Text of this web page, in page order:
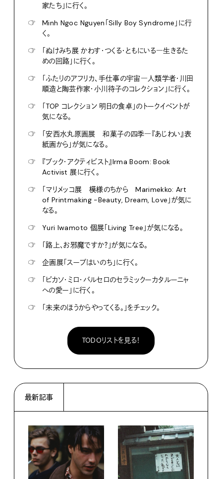
家たち」に行く。
☞
Minh Ngoc Nguyen「Silly Boy Syndrome」に行
く。
☞
「ぬけみち展 かわす・つくる・ともにいる―生きるた
めの回路」に行く。
☞
「ふたりのアフリカ、手仕事の宇宙―人類学者・川田
順造と陶芸作家・小川待子のコレクション」に行く。
☞
「TOP コレクション 明日の食卓」のトークイベントが
気になる。
☞
「安西水丸原画展 和菓子の四季―『あじわい』表
紙画から」が気になる。
☞
『ブック・アクティビスト』Irma Boom: Book
Activist 展に行く。
☞
「マリメッコ展 模様のちから Marimekko: Art
of Printmaking -Beauty, Dream, Love」が気に
なる。
☞
Yuri Iwamoto 個展「Living Tree」が気になる。
☞
「路上、お邪魔ですか？」が気になる。
☞
企画展「スープはいのち」に行く。
☞
「ピカソ・ミロ・バルセロのセラミックーカタルーニャ
への愛ー」に行く。
☞
「未来のほうからやってくる。」をチェック。
TODOリストを見る！
最新記事